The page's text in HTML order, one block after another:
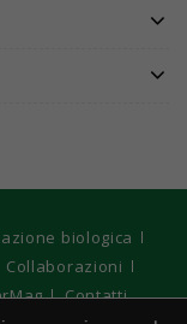
biologica
Collaborazioni
Contatti